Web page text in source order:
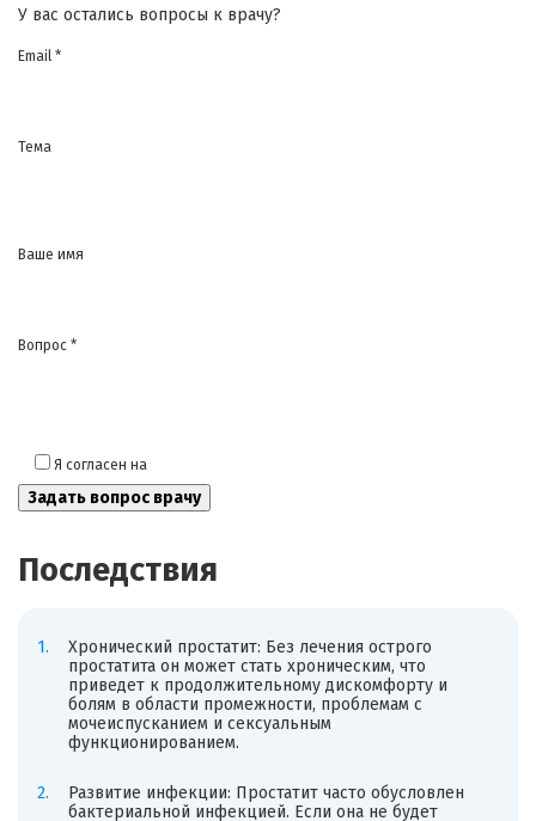
У вас остались вопросы к врачу?
Email *
Тема
Ваше имя
Вопрос *
Я согласен на
Последствия
Хронический простатит: Без лечения острого
простатита он может стать хроническим, что
приведет к продолжительному дискомфорту и
болям в области промежности, проблемам с
мочеиспусканием и сексуальным
функционированием.
Развитие инфекции: Простатит часто обусловлен
бактериальной инфекцией. Если она не будет